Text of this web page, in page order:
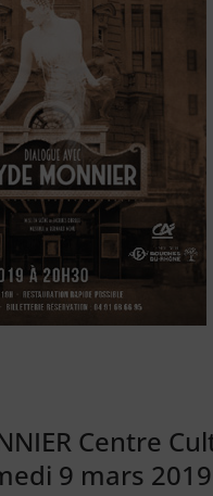
Centre
9 mars